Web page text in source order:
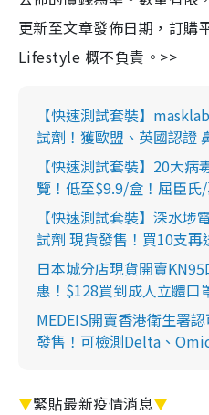
更新至文章發佈日期，訂購
Lifestyle 概不負責。>>
【快速測試套裝】
試劑！獲歐盟、英國認證
【快速測試套裝】20大
覽！低至$9.9/盒！屈臣
【快速測試套裝】深水埗
試劑 現貨發售！買10支再
日本城分店現貨開賣
惠！$128買到成人立體口
MEDEIS開賣香港衛生署
發售！可檢測Delta、
▼緊貼最新疫情消息▼